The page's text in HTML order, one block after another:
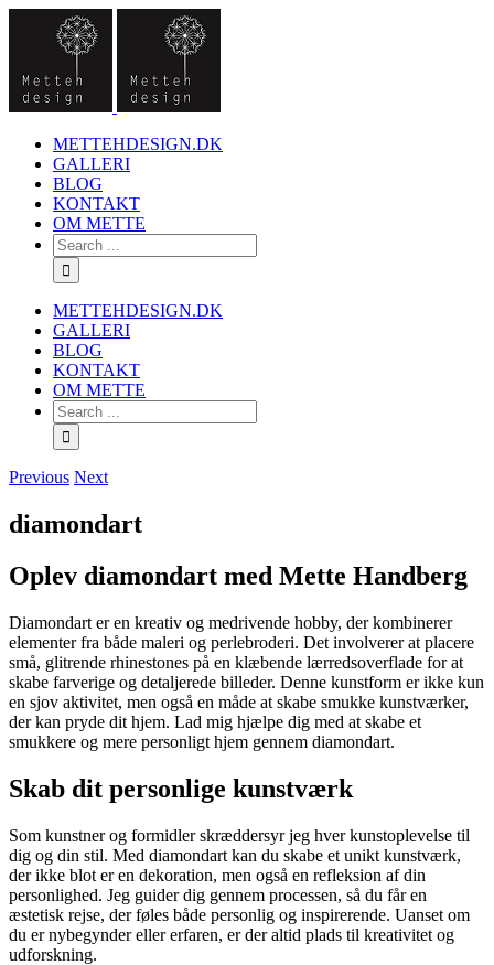
METTEHDESIGN.DK
GALLERI
BLOG
KONTAKT
OM METTE
METTEHDESIGN.DK
GALLERI
BLOG
KONTAKT
OM METTE
Previous Next
diamondart
Oplev diamondart med Mette Handberg
Diamondart er en kreativ og medrivende hobby, der kombinerer
elementer fra både maleri og perlebroderi. Det involverer at placere
små, glitrende rhinestones på en klæbende lærredsoverflade for at
skabe farverige og detaljerede billeder. Denne kunstform er ikke kun
en sjov aktivitet, men også en måde at skabe smukke kunstværker,
der kan pryde dit hjem. Lad mig hjælpe dig med at skabe et
smukkere og mere personligt hjem gennem diamondart.
Skab dit personlige kunstværk
Som kunstner og formidler skræddersyr jeg hver kunstoplevelse til
dig og din stil. Med diamondart kan du skabe et unikt kunstværk,
der ikke blot er en dekoration, men også en refleksion af din
personlighed. Jeg guider dig gennem processen, så du får en
æstetisk rejse, der føles både personlig og inspirerende. Uanset om
du er nybegynder eller erfaren, er der altid plads til kreativitet og
udforskning.